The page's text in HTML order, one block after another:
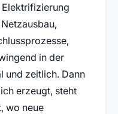
Elektrifizierung
in der
und zeitlich. Dann
erzeugt, steht
wo neue